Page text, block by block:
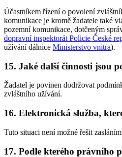
Účastníkem řízení o povolení
komunikace je kromě žadatele také
pozemní komunikace, dotčeným
dopravní inspektorát Policie České
užívání dálnice Ministerstvo vnitra).
15. Jaké další činnosti jsou
Žadatel je povinen dodržovat
zvláštního užívání.
16. Elektronická služba,
Tuto situaci není možné řešit
17. Podle kterého právního